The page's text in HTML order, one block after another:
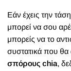
Εάν έχεις την
μπορεί να σου
μπορείς να το
συστατικά που θα
σπόρους chia,